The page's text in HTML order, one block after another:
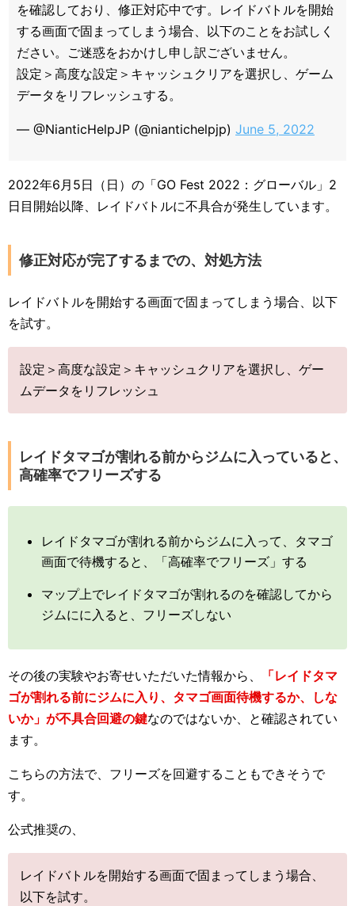
を確認しており、修正対応中です。レイドバトルを開始
する画面で固まってしまう場合、以下のことをお試しく
ださい。ご迷惑をおかけし申し訳ございません。
設定＞高度な設定＞キャッシュクリアを選択し、ゲーム
データをリフレッシュする。
— @NianticHelpJP (@niantichelpjp) June 5, 2022
2022年6月5日（日）の「GO Fest 2022：グローバル」2
日目開始以降、レイドバトルに不具合が発生しています。
修正対応が完了するまでの、対処方法
レイドバトルを開始する画面で固まってしまう場合、以下
を試す。
設定＞高度な設定＞キャッシュクリアを選択し、ゲー
ムデータをリフレッシュ
レイドタマゴが割れる前からジムに入っていると、
高確率でフリーズする
レイドタマゴが割れる前からジムに入って、タマゴ
画面で待機すると、「高確率でフリーズ」する
マップ上でレイドタマゴが割れるのを確認してから
ジムにに入ると、フリーズしない
その後の実験やお寄せいただいた情報から、
「レイドタマ
ゴが割れる前にジムに入り、タマゴ画面待機するか、しな
いか」が不具合回避の鍵なのではないか、と確認されてい
ます。
こちらの方法で、フリーズを回避することもできそうで
す。
公式推奨の、
レイドバトルを開始する画面で固まってしまう場合、
以下を試す。